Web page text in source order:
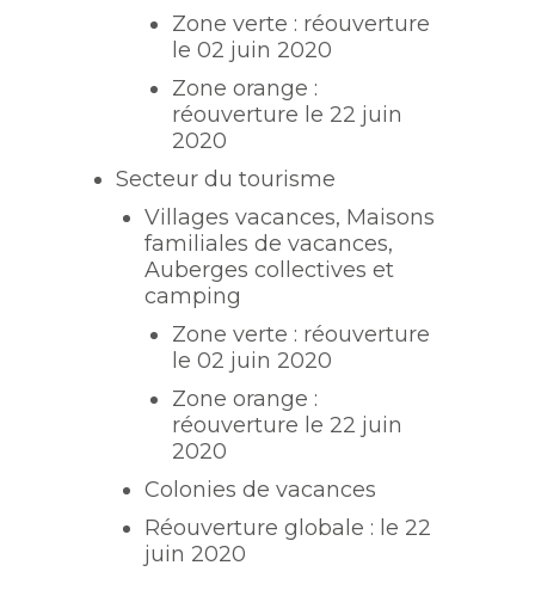
Zone verte : réouverture
le 02 juin 2020
Zone orange :
réouverture le 22 juin
2020
Secteur du tourisme
Villages vacances, Maisons
familiales de vacances,
Auberges collectives et
camping
Zone verte : réouverture
le 02 juin 2020
Zone orange :
réouverture le 22 juin
2020
Colonies de vacances
Réouverture globale : le 22
juin 2020